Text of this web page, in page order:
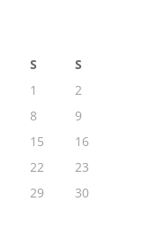
S
S
1
2
8
9
15
16
22
23
29
30